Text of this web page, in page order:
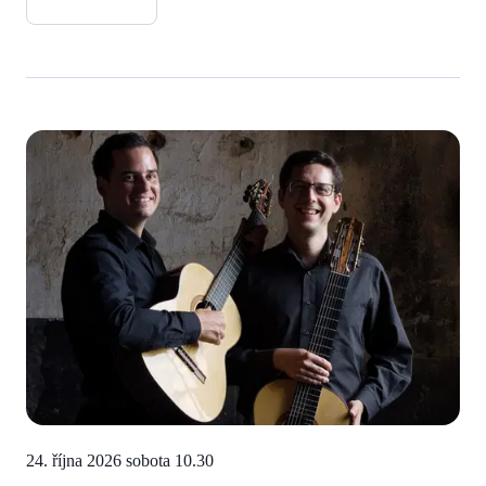
24. října 2026 sobota 10.30